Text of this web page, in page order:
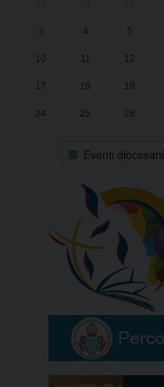
3 4 5
10 11 12
17 18 19
24 25 26
Eventi diocesani